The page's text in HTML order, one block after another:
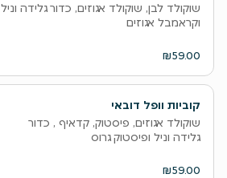
שוקולד לבן, שוקולד אגוזים, כדור גלידה וניל
וקראמבל אגוזים
₪59.00
קוביות וופל דובאי
שוקולד אגוזים, פיסטוק, קדאיף , כדור
גלידה וניל ופיסטוק גרוס
₪59.00